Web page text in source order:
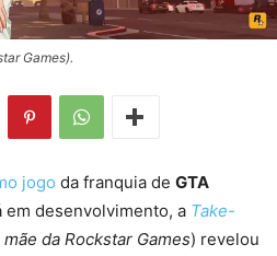
Games).
jogo da franquia de GTA
em desenvolvimento, a Take-
da Rockstar Games) revelou